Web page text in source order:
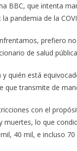
BBC, que intenta
pandemia de la
prefiero
de salud
quién está
que transmite de
con el
lo que
40 mil, e incluso 70